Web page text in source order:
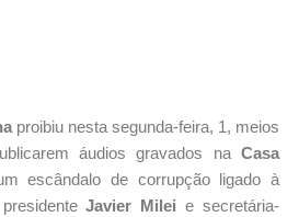
proibiu nesta segunda-feira, 1, meios
áudios gravados naCasa
escândalo de corrupção ligado à
Javier Milei e secretária-